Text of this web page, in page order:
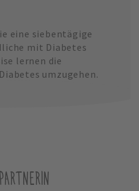
eine siebentägige
mit Diabetes
lernen die
umzugehen.